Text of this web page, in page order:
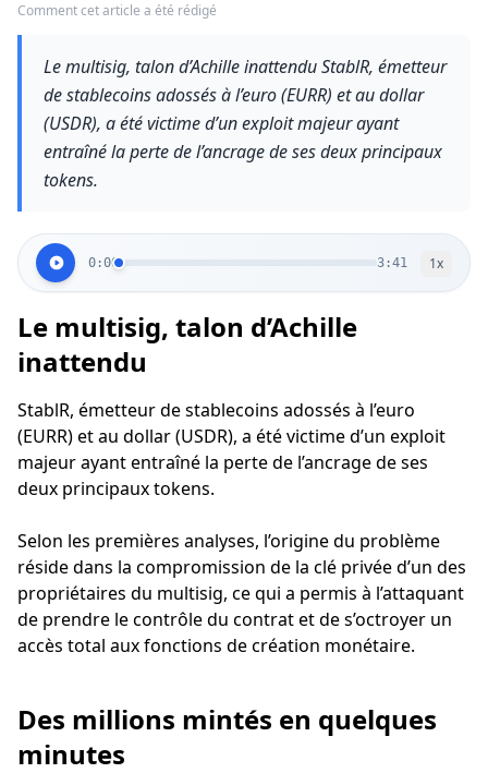
Comment cet article a été rédigé
Le multisig, talon d’Achille inattendu StablR, émetteur
de stablecoins adossés à l’euro (EURR) et au dollar
(USDR), a été victime d’un exploit majeur ayant
entraîné la perte de l’ancrage de ses deux principaux
tokens.
0:00 3:41 1x
Le multisig, talon d’Achille
inattendu
StablR, émetteur de stablecoins adossés à l’euro
(EURR) et au dollar (USDR), a été victime d’un exploit
majeur ayant entraîné la perte de l’ancrage de ses
deux principaux tokens.
Selon les premières analyses, l’origine du problème
réside dans la compromission de la clé privée d’un des
propriétaires du multisig, ce qui a permis à l’attaquant
de prendre le contrôle du contrat et de s’octroyer un
accès total aux fonctions de création monétaire.
Des millions mintés en quelques
minutes